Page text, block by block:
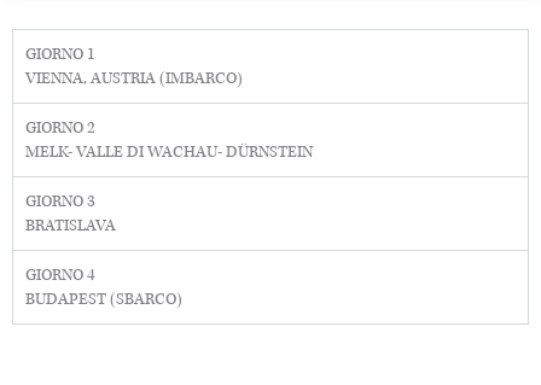
GIORNO 1
VIENNA, AUSTRIA (IMBARCO)
GIORNO 2
MELK- VALLE DI WACHAU- DÜRNSTEIN
GIORNO 3
BRATISLAVA
GIORNO 4
BUDAPEST (SBARCO)